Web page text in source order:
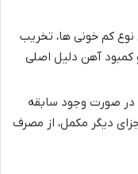
نوع کم خونی ها، تخریب
کمبود آهن دلیل اصلی
در صورت وجود سابقه
دیگر مکمل، از مصرف